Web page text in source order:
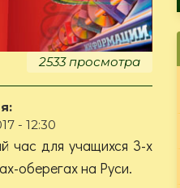
2533 просмотра
- 12:30
час для учащихся 3-х
оберегах на Руси.